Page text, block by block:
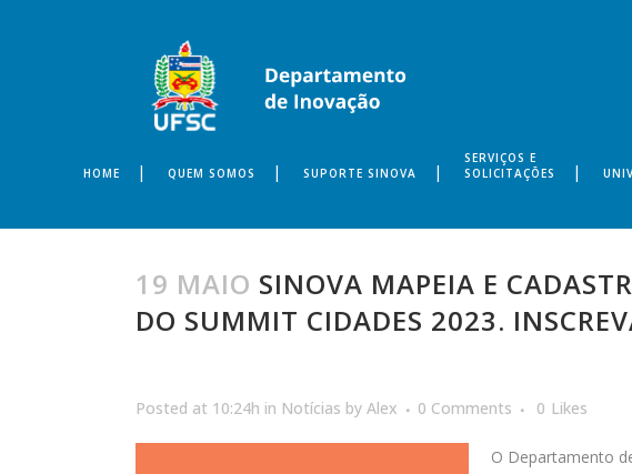
HOME QUEM SOMOS SUPORTE SINOVA
SERVIÇOS E
SOLICITAÇÕES
19 MAIO SINOVA MAPEIA E
DO SUMMIT CIDADES 2023.
Posted at 10:24h in Notícias by Alex 0 Comments 0 Likes
O Departamento